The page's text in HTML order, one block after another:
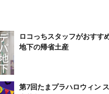
ロコっちスタッフがおすす
地下の帰省土産
第7回たまプラハロウィン